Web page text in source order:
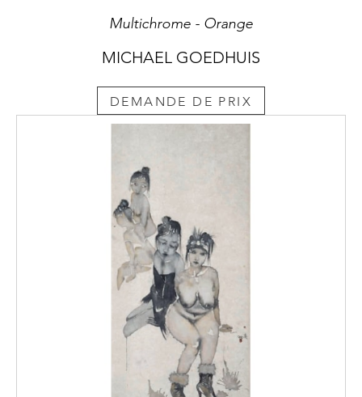
Multichrome - Orange
MICHAEL GOEDHUIS
DEMANDE DE PRIX